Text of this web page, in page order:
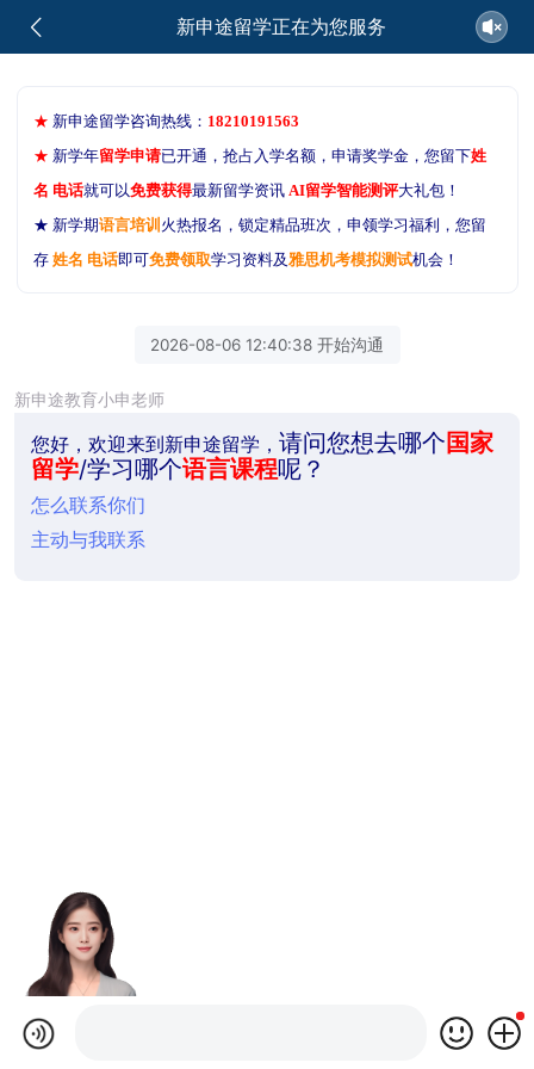
新申途留学正在为您服务
★ 新申途留学咨询热线： 18210191563
★ 新学年留学申请已开通，抢占入学名额，申请奖学金，您留下姓
名 电话就可以免费获得最新留学资讯 AI留学智能测评大礼包！
★ 新学期语言培训 火热报名，锁定精品班次，申领学习福利，您留
存姓名 电话即可免费领取学习资料及雅思机考模拟测试机会！
2026-08-06 12:40:38 开始沟通
新申途教育小申老师
您好，欢迎来到新申途留学， 请问您想去哪个国家
留学/学习哪个语言课程呢？
怎么联系你们
主动与我联系